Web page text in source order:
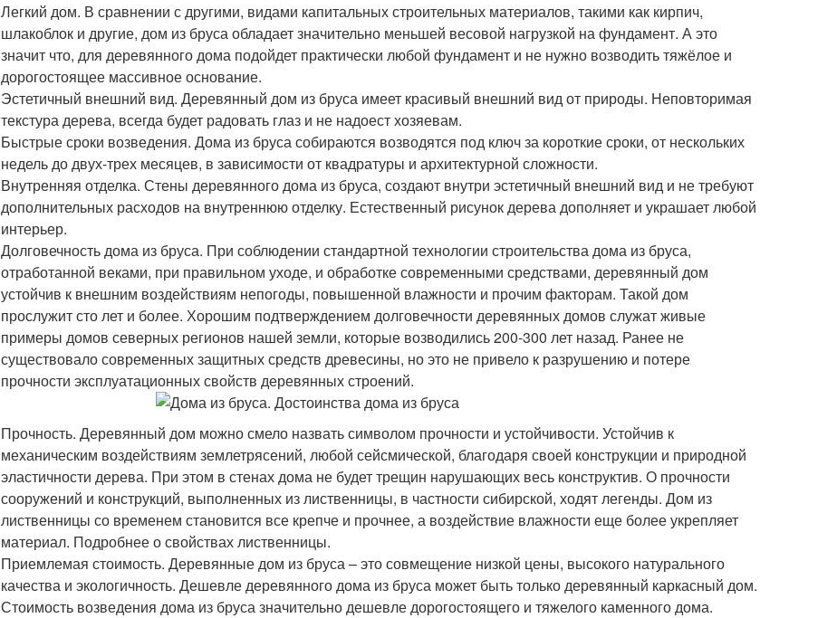
Легкий дом. В сравнении с другими, видами капитальных строительных материалов, такими как кирпич,
шлакоблок и другие, дом из бруса обладает значительно меньшей весовой нагрузкой на фундамент. А это
значит что, для деревянного дома подойдет практически любой фундамент и не нужно возводить тяжёлое и
дорогостоящее массивное основание.
Эстетичный внешний вид. Деревянный дом из бруса имеет красивый внешний вид от природы. Неповторимая
текстура дерева, всегда будет радовать глаз и не надоест хозяевам.
Быстрые сроки возведения. Дома из бруса собираются возводятся под ключ за короткие сроки, от нескольких
недель до двух-трех месяцев, в зависимости от квадратуры и архитектурной сложности.
Внутренняя отделка. Стены деревянного дома из бруса, создают внутри эстетичный внешний вид и не требуют
дополнительных расходов на внутреннюю отделку. Естественный рисунок дерева дополняет и украшает любой
интерьер.
Долговечность дома из бруса. При соблюдении стандартной технологии строительства дома из бруса,
отработанной веками, при правильном уходе, и обработке современными средствами, деревянный дом
устойчив к внешним воздействиям непогоды, повышенной влажности и прочим факторам. Такой дом
прослужит сто лет и более. Хорошим подтверждением долговечности деревянных домов служат живые
примеры домов северных регионов нашей земли, которые возводились 200-300 лет назад. Ранее не
существовало современных защитных средств древесины, но это не привело к разрушению и потере
прочности эксплуатационных свойств деревянных строений.
Прочность. Деревянный дом можно смело назвать символом прочности и устойчивости. Устойчив к
механическим воздействиям землетрясений, любой сейсмической, благодаря своей конструкции и природной
эластичности дерева. При этом в стенах дома не будет трещин нарушающих весь конструктив. О прочности
сооружений и конструкций, выполненных из лиственницы, в частности сибирской, ходят легенды. Дом из
лиственницы со временем становится все крепче и прочнее, а воздействие влажности еще более укрепляет
материал. Подробнее о свойствах лиственницы.
Приемлемая стоимость. Деревянные дом из бруса – это совмещение низкой цены, высокого натурального
качества и экологичность. Дешевле деревянного дома из бруса может быть только деревянный каркасный дом.
Стоимость возведения дома из бруса значительно дешевле дорогостоящего и тяжелого каменного дома.